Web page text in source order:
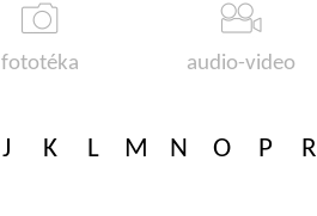
fototéka audio-video
J K L M N O P R